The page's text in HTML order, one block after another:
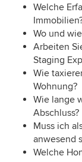
Welche
Wo und
Arbeiten
Staging
Wie
Wohnung?
Wie lange
Abschluss?
Muss ich
anwesend
Welche